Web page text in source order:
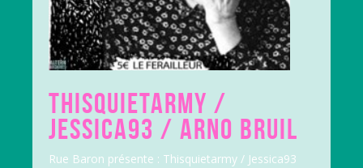
THISQUIETARMY /
JESSICA93 / ARNO BRUIL
Rue Baron présente : Thisquietarmy / Jessica93